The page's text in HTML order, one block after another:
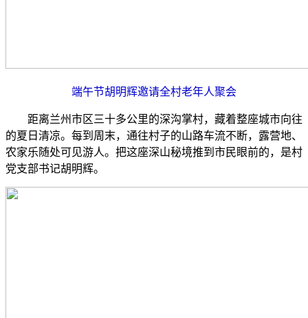
端午节胡明辉邀请全村老年人聚会
距离兰州市区三十多公里的深沟掌村，藏着整座城市向往
的夏日清凉。每到周末，通往村子的山路车流不断，露营地、
农家乐随处可见游人。把这座深山秘境推到市民眼前的，是村
党支部书记胡明辉。